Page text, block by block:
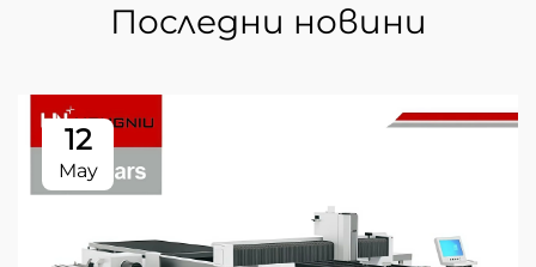
Последни новини
12
May